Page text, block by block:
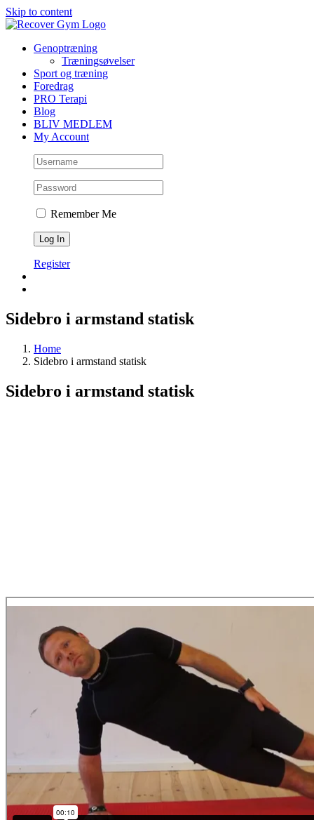
Skip to content
Genoptræning
Træningsøvelser
Sport og træning
Foredrag
PRO Terapi
Blog
BLIV MEDLEM
My Account
Remember Me
Register
Sidebro i armstand statisk
Home
Sidebro i armstand statisk
Sidebro i armstand statisk